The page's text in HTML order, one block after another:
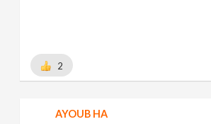
2
AYOUB HA